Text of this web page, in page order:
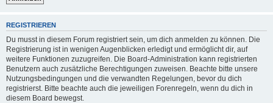
REGISTRIEREN
Du musst in diesem Forum registriert sein, um dich anmelden zu können. Die
Registrierung ist in wenigen Augenblicken erledigt und ermöglicht dir, auf
weitere Funktionen zuzugreifen. Die Board-Administration kann registrierten
Benutzern auch zusätzliche Berechtigungen zuweisen. Beachte bitte unsere
Nutzungsbedingungen und die verwandten Regelungen, bevor du dich
registrierst. Bitte beachte auch die jeweiligen Forenregeln, wenn du dich in
diesem Board bewegst.